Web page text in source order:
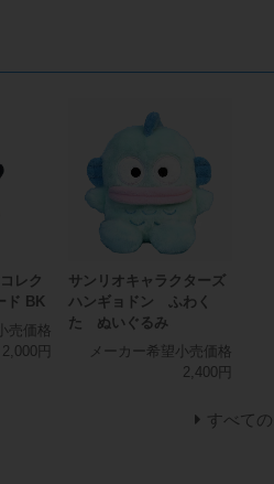
レク
ド BK
売価格
2,000円
サンリオキャラクターズ
ハンギョドン ふわく
た ぬいぐるみ
メーカー希望小売価格
2,400円
すべて